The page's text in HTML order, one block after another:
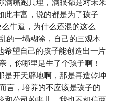
满嘴跑真理，满眼都是对未来
此丰富，说的都是为了孩子
牛逼，为什么还混的这么
的一塌糊涂，自己的三观本
希望自己的孩子能创造出一片
，你哪里是生了个孩子啊！
是开天辟地啊，那是再造乾坤
言，培养的不应该是孩子的